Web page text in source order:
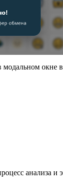
окне в
анализа